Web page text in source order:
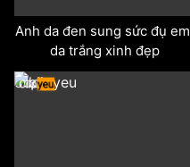
Anh da đen sung sức đụ em
da trắng xinh đẹp
odd